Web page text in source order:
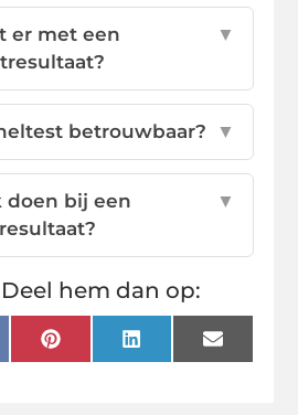
er met een
▼
betrouwbaar? ▼
doen bij een
▼
hem dan op:
PinterestLinkedInEmail